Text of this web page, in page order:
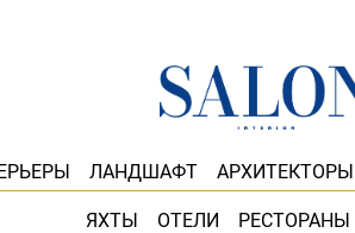
ЛАНДШАФТ АРХИТЕКТОРЫ
ЯХТЫ ОТЕЛИ РЕСТОРАНЫ